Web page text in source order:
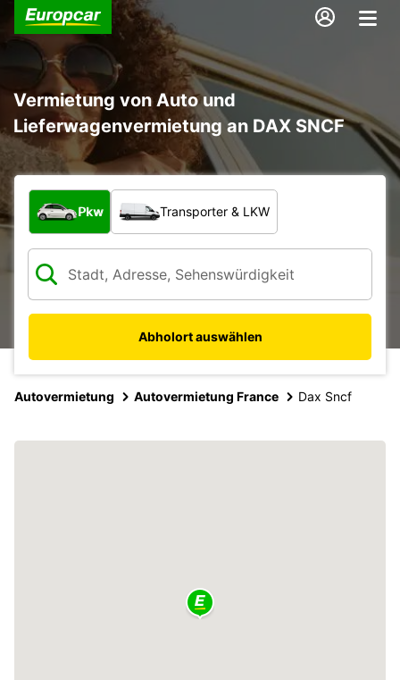
Vermietung von Auto und
Lieferwagenvermietung an DAX SNCF
Welche Art von Fahrzeug?
Pkw Transporter & LKW
Abholort auswählen
Autovermietung Autovermietung France Dax Sncf